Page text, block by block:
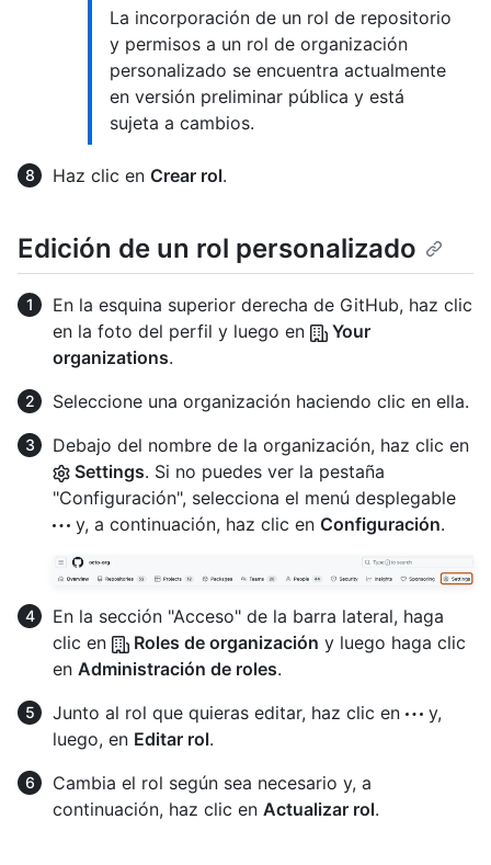
La incorporación de un rol de repositorio
y permisos a un rol de organización
personalizado se encuentra actualmente
en versión preliminar pública y está
sujeta a cambios.
Haz clic en Crear rol.
Edición de un rol personalizado
En la esquina superior derecha de GitHub, haz clic
en la foto del perfil y luego en
Your
organizations.
Seleccione una organización haciendo clic en ella.
Debajo del nombre de la organización, haz clic en
Settings. Si no puedes ver la pestaña
"Configuración", selecciona el menú desplegable
y, a continuación, haz clic en Configuración.
En la sección "Acceso" de la barra lateral, haga
clic en
Roles de organización y luego haga clic
en Administración de roles.
Junto al rol que quieras editar, haz clic en
y,
luego, en Editar rol.
Cambia el rol según sea necesario y, a
continuación, haz clic en Actualizar rol.